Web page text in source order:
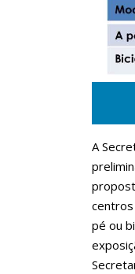
A
centros
pé ou